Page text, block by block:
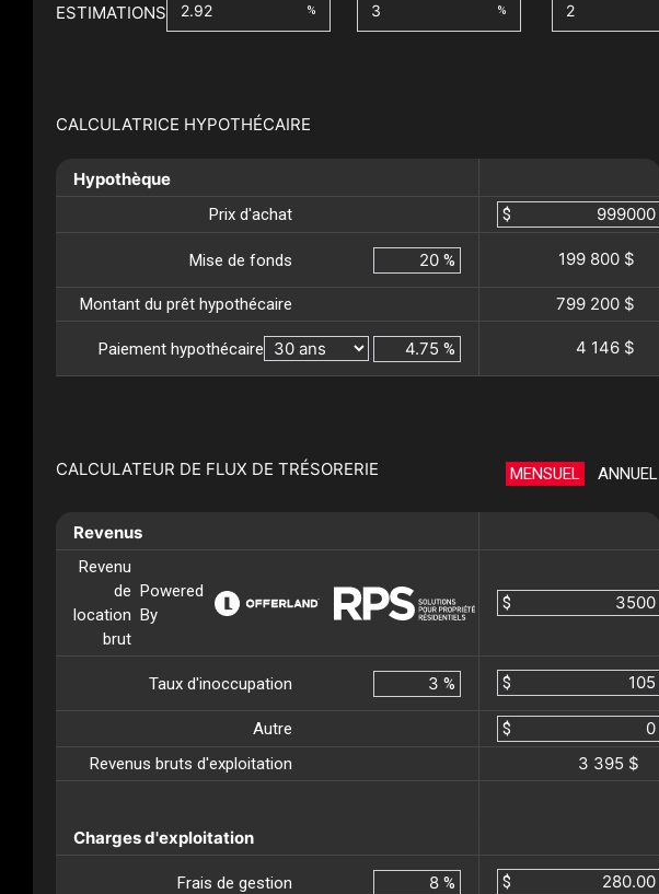
ESTIMATIONS % %
CALCULATRICE HYPOTHÉCAIRE
Hypothèque
Prix d'achat $
Mise de fonds % 199 800 $
Montant du prêt hypothécaire 799 200 $
Paiement hypothécaire % 4 146 $
CALCULATEUR DE FLUX DE TRÉSORERIE MENSUEL ANNUEL
Revenus
Revenu
de
location
brut
Powered
By
$
Taux d'inoccupation % $
Autre
$
Revenus bruts d'exploitation
3 395 $
Charges d'exploitation
Frais de gestion % $